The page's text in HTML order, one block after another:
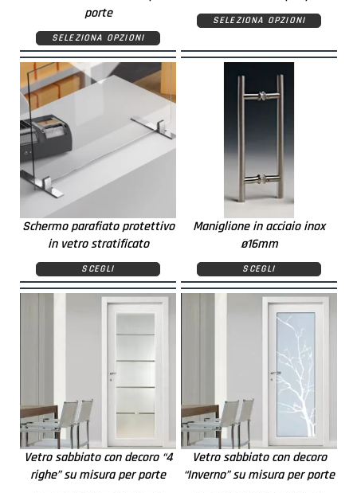
porte
SELEZIONA OPZIONI
SELEZIONA OPZIONI
Schermo parafiato protettivo
in vetro stratificato
SCEGLI
Maniglione in acciaio inox
ø16mm
SCEGLI
Vetro sabbiato con decoro “4
righe” su misura per porte
Vetro sabbiato con decoro
“Inverno” su misura per porte